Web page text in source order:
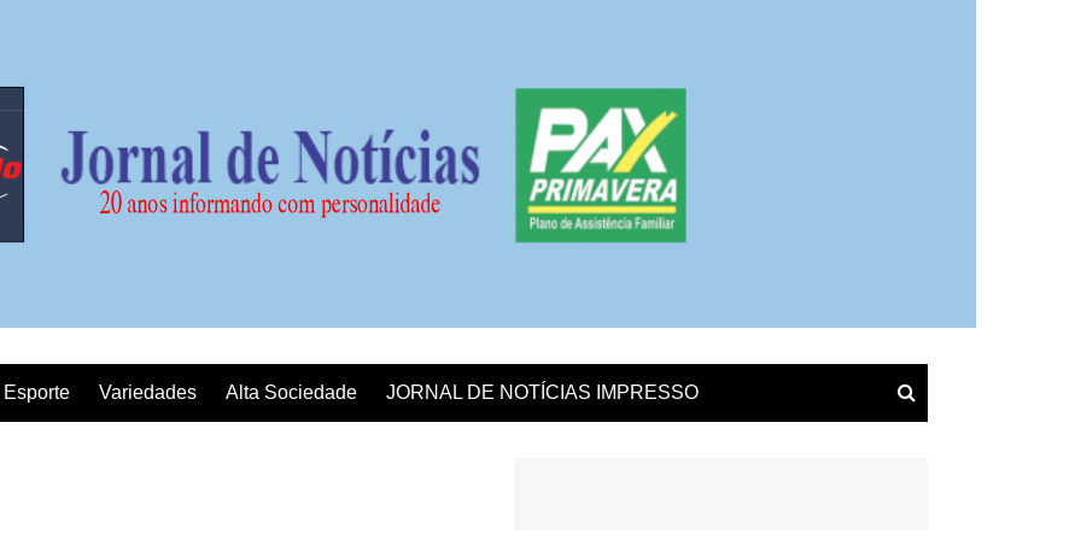
Esporte Variedades Alta Sociedade JORNAL DE NOTÍCIAS IMPRESSO